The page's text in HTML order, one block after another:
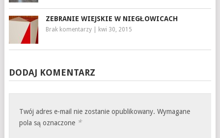
ZEBRANIE WIEJSKIE W NIEGŁOWICACH
Brak komentarzy| kwi 30, 2015
DODAJ KOMENTARZ
Twój adres e-mail nie zostanie opublikowany. Wymagane
pola są oznaczone *